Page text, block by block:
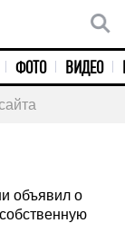
ФОТО ВИДЕО
объявил о